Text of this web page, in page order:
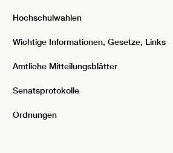
Hochschulwahlen
Wichtige Informationen, Gesetze, Links
Amtliche Mitteilungsblätter
Senatsprotokolle
Ordnungen